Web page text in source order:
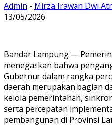
Admin - Mirza Irawan Dwi
13/05/2026
Bandar Lampung —
menegaskan bahwa
Gubernur dalam rangka
daerah merupakan bagian
kelola pemerintahan,
serta percepatan
pembangunan di Provinsi